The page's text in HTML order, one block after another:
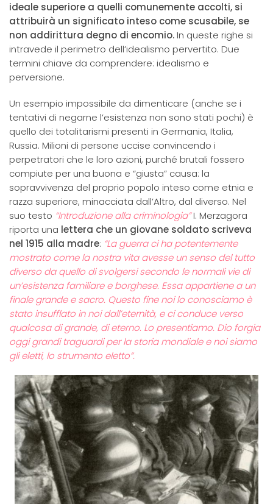
ideale superiore a quelli comunemente accolti, si
attribuirà un significato inteso come scusabile, se
non addirittura degno di encomio.In queste righe si
intravede il perimetro dell’idealismo pervertito. Due
termini chiave da comprendere: idealismo e
perversione.
Un esempio impossibile da dimenticare (anche se i
tentativi di negarne l’esistenza non sono stati pochi) è
quello dei totalitarismi presenti in Germania, Italia,
Russia. Milioni di persone uccise convincendo i
perpetratori che le loro azioni, purché brutali fossero
compiute per una buona e “giusta” causa: la
sopravvivenza del proprio popolo inteso come etnia e
razza superiore, minacciata dall’Altro, dal diverso. Nel
suo testo “Introduzione alla criminologia”I. Merzagora
riporta una lettera che un giovane soldato scriveva
nel 1915 alla madre: “La guerra ci ha potentemente
mostrato come la nostra vita avesse un senso del tutto
diverso da quello di svolgersi secondo le normali vie di
un’esistenza familiare e borghese. Essa appartiene a un
finale grande e sacro. Questo fine noi lo conosciamo è
stato insufflato in noi dall’eternità, e ci conduce verso
qualcosa di grande, di eterno. Lo presentiamo. Dio forgia
oggi grandi traguardi per la storia mondiale e noi siamo
gli eletti, lo strumento eletto”.